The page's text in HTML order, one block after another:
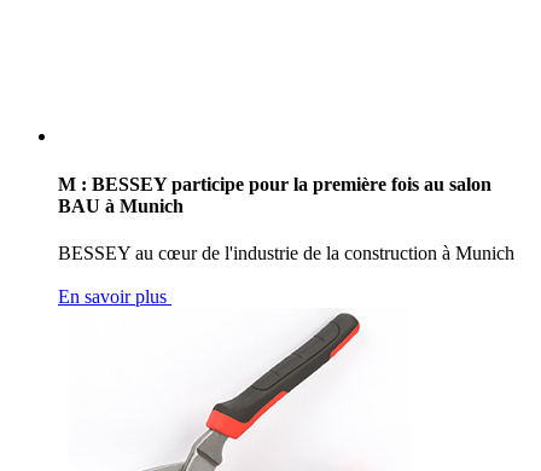
M : BESSEY participe pour la première fois au salon
BAU à Munich
BESSEY au cœur de l'industrie de la construction à Munich
En savoir plus